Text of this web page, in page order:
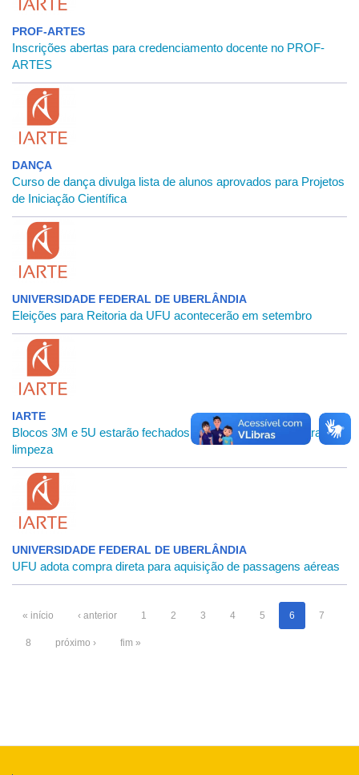
PROF-ARTES
Inscrições abertas para credenciamento docente no PROF-
ARTES
DANÇA
Curso de dança divulga lista de alunos aprovados para Projetos
de Iniciação Científica
UNIVERSIDADE FEDERAL DE UBERLÂNDIA
Eleições para Reitoria da UFU acontecerão em setembro
IARTE
Blocos 3M e 5U estarão fechados nos dias 27 e 28/05 para
limpeza
UNIVERSIDADE FEDERAL DE UBERLÂNDIA
UFU adota compra direta para aquisição de passagens aéreas
« início ‹ anterior 1 2 3 4 5 6 7
8 próximo › fim »